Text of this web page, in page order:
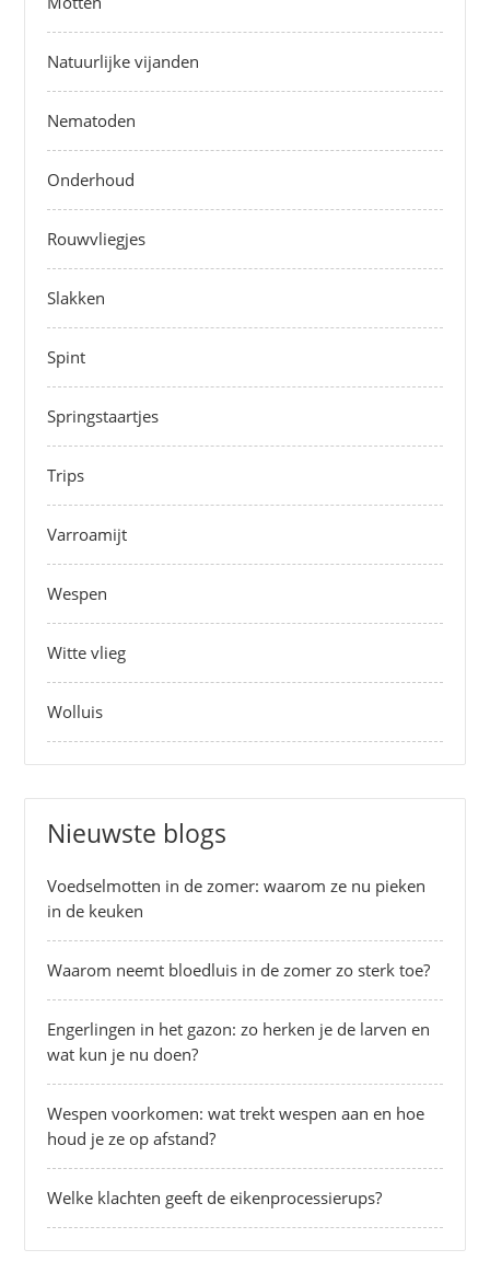
Natuurlijke vijanden
Nematoden
Onderhoud
Rouwvliegjes
Slakken
Spint
Springstaartjes
Trips
Varroamijt
Wespen
Witte vlieg
Wolluis
Nieuwste blogs
Voedselmotten in de zomer: waarom ze nu pieken
in de keuken
Waarom neemt bloedluis in de zomer zo sterk toe?
Engerlingen in het gazon: zo herken je de larven en
wat kun je nu doen?
Wespen voorkomen: wat trekt wespen aan en hoe
houd je ze op afstand?
Welke klachten geeft de eikenprocessierups?